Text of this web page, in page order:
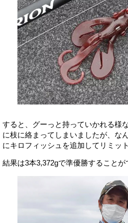
すると、グーっと持っていかれる様
に枝に絡まってしまいましたが、な
にキロフィッシュを追加してリミッ
結果は3本3,372gで準優勝することが